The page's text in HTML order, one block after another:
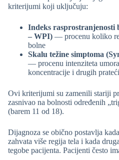
kriterijumi koji uključuju:
Indeks rasprostranjenosti
– WPI) — procenu koliko
bolne
Skalu težine simptoma
— procenu intenziteta
koncentracije i drugih
Ovi kriterijumi su zamenili stariji
zasnivao na bolnosti određenih
(barem 11 od 18).
Dijagnoza se obično postavlja
zahvata više regija tela i kada
tegobe pacijenta. Pacijenti često